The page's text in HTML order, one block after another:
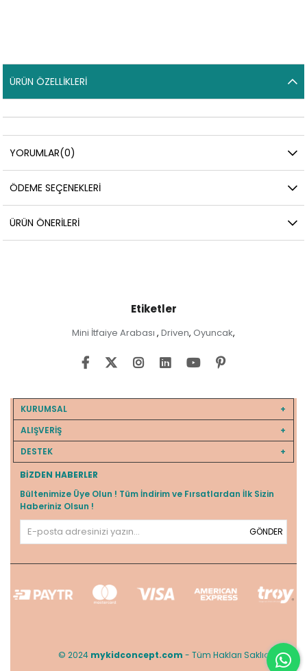
ÜRÜN ÖZELLIKLERI
YORUMLAR(0)
ÖDEME SEÇENEKLERI
ÜRÜN ÖNERILERI
Etiketler
Mini İtfaiye Arabası , Driven, Oyuncak,
KURUMSAL
ALIŞVERİŞ
DESTEK
BIZDEN HABERLER
Bültenimize Üye Olun ! Tüm İndirim ve Fırsatlardan İlk Sizin
Haberiniz Olsun !
GÖNDER
© 2024 mykidconcept.com - Tüm Hakları Saklıdır.